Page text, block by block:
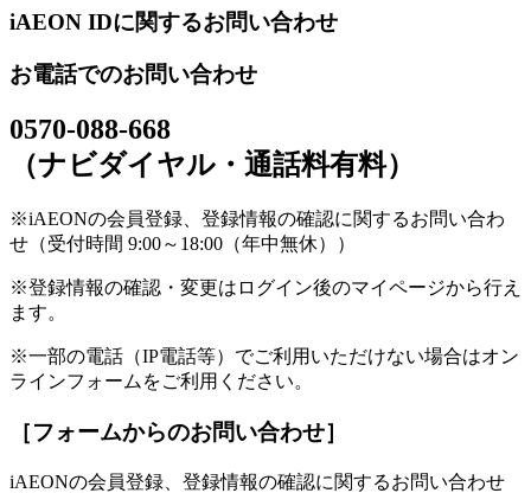
iAEON IDに関するお問い合わせ
お電話でのお問い合わせ
0570-088-668
（ナビダイヤル・通話料有料）
※iAEONの会員登録、登録情報の確認に関するお問い合わ
せ（受付時間 9:00～18:00（年中無休））
※登録情報の確認・変更はログイン後のマイページから行え
ます。
※一部の電話（IP電話等）でご利用いただけない場合はオン
ラインフォームをご利用ください。
［フォームからのお問い合わせ］
iAEONの会員登録、登録情報の確認に関するお問い合わせ